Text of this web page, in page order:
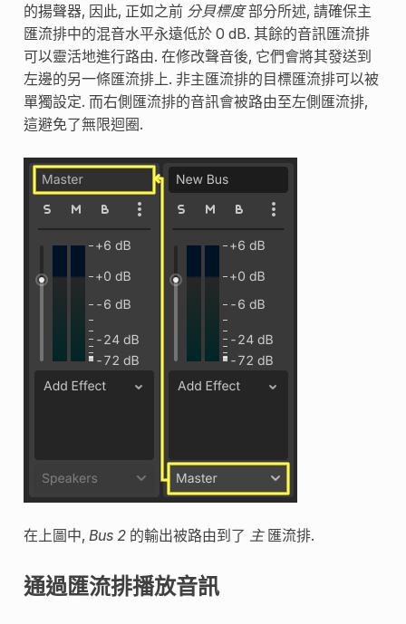
的揚聲器, 因此, 正如之前 分貝標度部分所述, 請確保主
匯流排中的混音水平永遠低於 0 dB. 其餘的音訊匯流排
可以靈活地進行路由. 在修改聲音後, 它們會將其發送到
左邊的另一條匯流排上. 非主匯流排的目標匯流排可以被
單獨設定. 而右側匯流排的音訊會被路由至左側匯流排,
這避免了無限迴圈.
在上圖中, Bus 2的輸出被路由到了 主匯流排.
通過匯流排播放音訊